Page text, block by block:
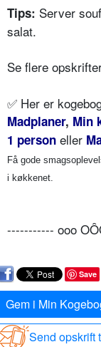
Tips: Server
salat.
Se flere
✅ Her er
Madplaner, Min
1 person eller
Få gode
i køkkenet.
----------- ooo
Save
Gem i Min
Send opskrift